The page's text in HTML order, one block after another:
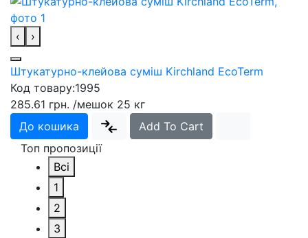
‹ ›
Штукатурно-клейова суміш Kirchland EcoTerm
Код товару:1995
285.61 грн. /мешок 25 кг
До кошика
Add To Cart
Топ пропозиції
Всі
1
2
3